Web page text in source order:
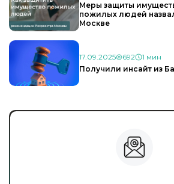
Меры защиты
пожилых людей
Москве
17.09.2025 692
1 мин
Получили инсайт из